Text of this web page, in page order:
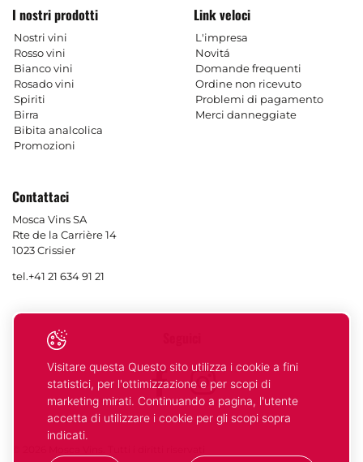
I nostri prodotti
Nostri vini
Rosso vini
Bianco vini
Rosado vini
Spiriti
Birra
Bibita analcolica
Promozioni
Link veloci
L'impresa
Novitá
Domande frequenti
Ordine non ricevuto
Problemi di pagamento
Merci danneggiate
Contattaci
Mosca Vins SA
Rte de la Carrière 14
1023 Crissier
tel.+41 21 634 91 21
Facebook
Instagram
Visitare questa Questo sito utilizza i cookie a fini
statistici, per l'ottimizzazione e per scopi di
marketing mirati. Continuando a pagina, l'utente
accetta di utilizzare i cookie per gli scopi sopra
indicati.